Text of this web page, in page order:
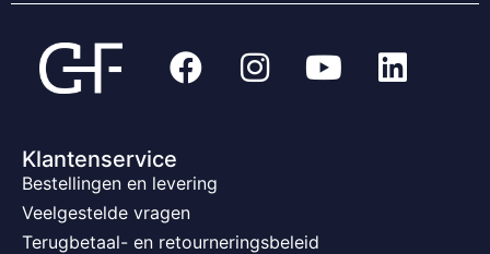
Klantenservice
Bestellingen en levering
Veelgestelde vragen
Terugbetaal- en retourneringsbeleid